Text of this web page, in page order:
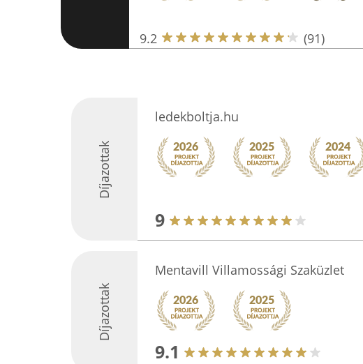
9.2 (91)
Díjazottak
ledekboltja.hu
9
Díjazottak
Mentavill Villamossági Szaküzlet
9.1